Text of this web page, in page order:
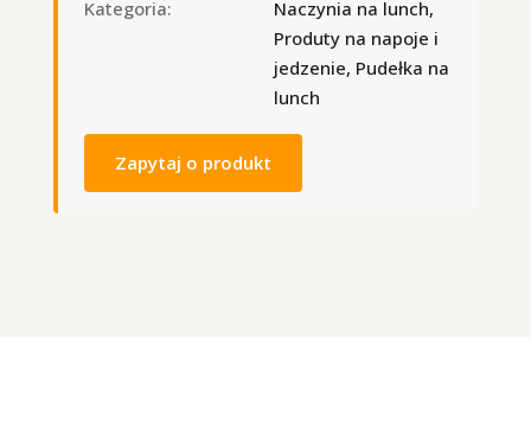
Kategoria:
Naczynia na lunch,
Produty na napoje i
jedzenie, Pudełka na
lunch
Zapytaj o produkt